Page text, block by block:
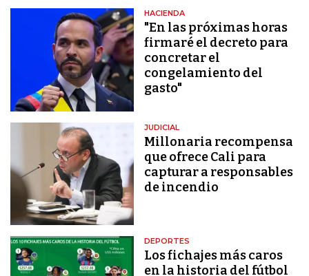
HACIENDA
"En las próximas horas
firmaré el decreto para
concretar el
congelamiento del
gasto"
JUDICIAL
Millonaria recompensa
que ofrece Cali para
capturar a responsables
de incendio
DEPORTES
Los fichajes más caros
en la historia del fútbol